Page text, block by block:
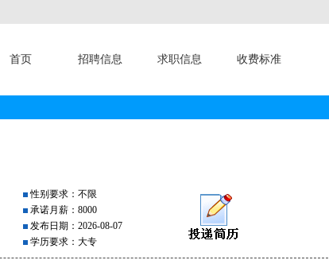
首页 招聘信息 求职信息 收费标准
性别要求：不限
承诺月薪：8000
发布日期：2026-08-07
学历要求：大专